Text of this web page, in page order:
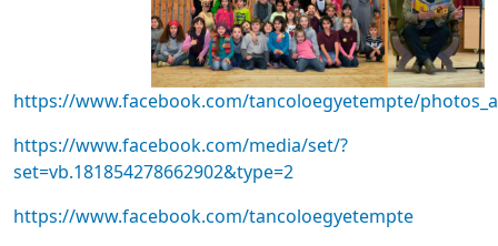
https://www.facebook.com/tancoloegyetempte/
https://www.facebook.com/media/set/?
set=vb.181854278662902&type=2
https://www.facebook.com/tancoloegyetempte